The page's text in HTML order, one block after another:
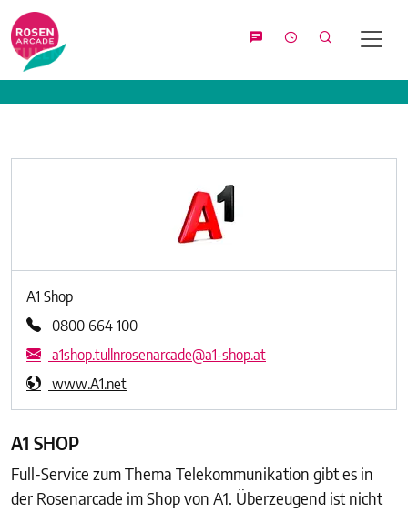
Suche
A1 Shop
0800 664 100
a1shop.tullnrosenarcade@a1-shop.at
www.A1.net
A1 SHOP
Full-Service zum Thema Telekommunikation gibt es in
der Rosenarcade im Shop von A1. Überzeugend ist nicht